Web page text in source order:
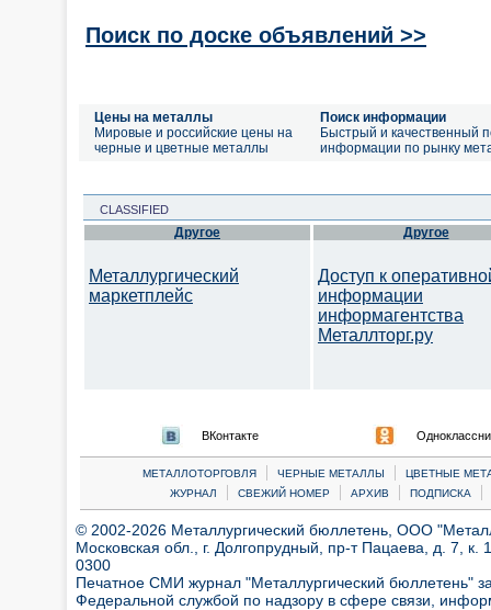
Поиск по доске объявлений >>
Цены на металлы
Мировые и российские цены на
черные и цветные металлы
Поиск информации
Быстрый и качественный
информации по рынку
CLASSIFIED
Другое
Металлургический
маркетплейс
Другое
Доступ к
информации
информагентства
Металлторг.ру
ВКонтакте
МЕТАЛЛОТОРГОВЛЯ | ЧЕРНЫЕ МЕТАЛЛЫ |
ЦВЕТНЫЕ
ЖУРНАЛ
| СВЕЖИЙ НОМЕР | АРХИВ | ПОДПИСКА |
© 2002-2026 Металлургический бюллетень, ООО
Московская обл., г. Долгопрудный, пр-т Пацаева, д. 7,
0300
Печатное СМИ журнал "Металлургический бюллетень"
Федеральной службой по надзору в сфере связи,